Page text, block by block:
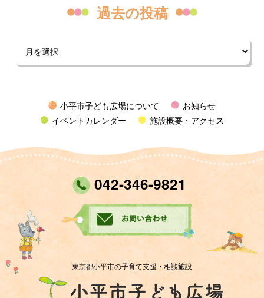
過去の投稿
小平市子ども広場について
お知らせ
イベントカレンダー
施設概要・アクセス
042-346-9821
東京都小平市の子育て支援・相談施設